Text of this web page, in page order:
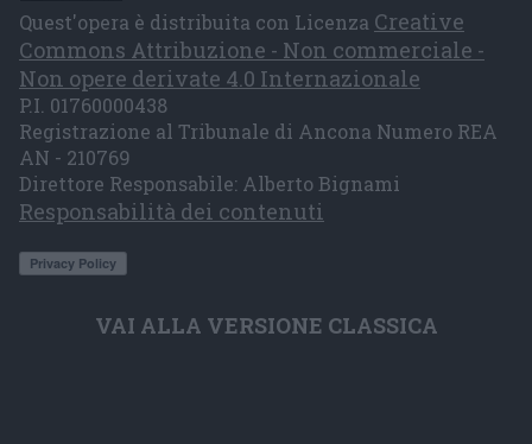
Quest'opera è distribuita con Licenza Creative
Commons Attribuzione - Non commerciale -
Non opere derivate 4.0 Internazionale
P.I. 01760000438
Registrazione al Tribunale di Ancona Numero REA
AN - 210769
Direttore Responsabile: Alberto Bignami
Responsabilità dei contenuti
VAI ALLA VERSIONE CLASSICA